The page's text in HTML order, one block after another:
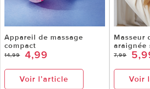
Appareil de massage
compact
14,99 4,99
Voir l’article
Masseur
araignée
7,99
Voir